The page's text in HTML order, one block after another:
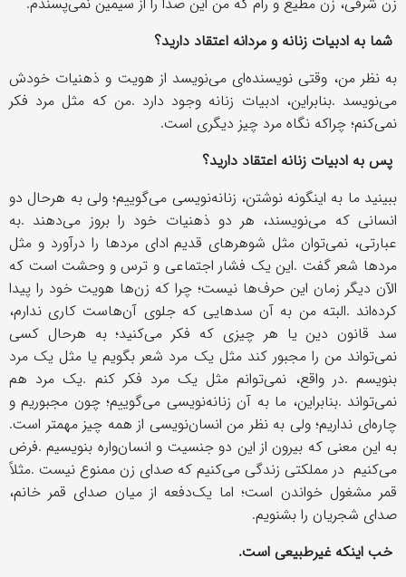
شما به ادبیات زنانه و مردانه اعتقاد دارید؟
به نظر من، وقتی نویسندهای مینویسد از هویت و ذهنیات خودش
مینویسد .بنابراین، ادبیات زنانه وجود دارد .من که مثل مرد فکر
نمیکنم؛ چراکه نگاه مرد چیز دیگری است.
پس به ادبیات زنانه اعتقاد دارید؟
ببینید ما به اینگونه نوشتن، زنانهنویسی میگوییم؛ ولی به هرحال دو
انسانی که مینویسند، هر دو ذهنیات خود را بروز میدهند .به
عبارتی، نمیتوان مثل شوهرهای قدیم ادای مردها را درآورد و مثل
مردها شعر گفت .این یک فشار اجتماعی و ترس و وحشت است که
الآن دیگر زمان این حرفها نیست؛ چرا که زنها هویت خود را پیدا
کردهاند .البته من به آن سدهایی که جلوی آنهاست کاری ندارم،
سد قانون دین یا هر چیزی که فکر میکنید؛ به هرحال کسی
نمیتواند من را مجبور کند مثل یک مرد شعر بگویم یا مثل یک مرد
بنویسم.در واقع، نمیتوانم مثل یک مرد فکر کنم .یک مرد هم
نمیتواند .بنابراین، ما به آن زنانهنویسی میگوییم؛ چون مجبوریم و
چارهای نداریم؛ ولی به نظر من انساننویسی از همه چیز مهمتر است.
به این معنی که بیرون از این دو جنسیت و انسانواره بنویسیم.فرض
میکنیم در مملکتی زندگی میکنیم که صدای زن ممنوع نیست .مثلاً
قمر مشغول خواندن است؛ اما یکدفعه از میان صدای قمر خانم،
صدای شجریان را بشنویم.
خب اینکه غیرطبیعی است.